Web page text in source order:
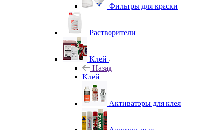
Фильтры для краски
Растворители
Клей
Назад
Клей
Активаторы для клея